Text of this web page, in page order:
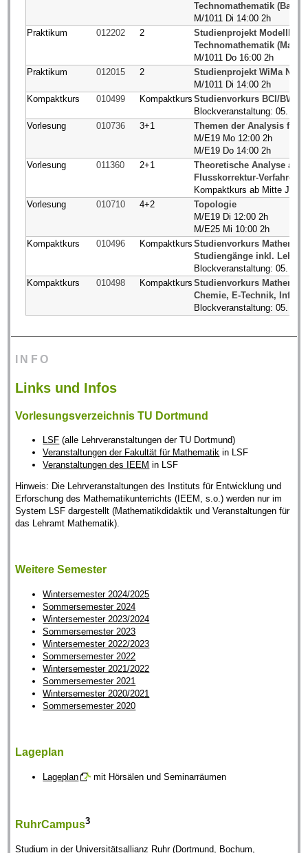
Technomathematik
M/1011 Di 14:00 2h
Praktikum
012202 2
Studienprojekt
Technomathematik
M/1011 Do 16:00 2h
Praktikum
012015 2
Studienprojekt WiMa
M/1011 Di 14:00 2h
Kompaktkurs
010499 Kompaktkurs Studienvorkurs BCI/BW/
Blockveranstaltung: 05. bis
Vorlesung
010736 3+1
Themen der Analysis für
M/E19 Mo 12:00 2h
M/E19 Do 14:00 2h
Vorlesung
011360 2+1
Theoretische Analyse
Flusskorrektur-Verfahren
Kompaktkurs ab Mitte
Vorlesung
010710 4+2
Topologie
M/E19 Di 12:00 2h
M/E25 Mi 10:00 2h
Kompaktkurs
010496 Kompaktkurs Studienvorkurs
Studiengänge inkl.
Blockveranstaltung: 05. bis
Kompaktkurs
010498 Kompaktkurs Studienvorkurs
Chemie, E-Technik,
Blockveranstaltung: 05. bis
INFO
Links und Infos
Vorlesungsverzeichnis TU Dortmund
LSF (alle Lehrveranstaltungen der TU Dortmund)
Veranstaltungen der Fakultät für Mathematik in LSF
Veranstaltungen des IEEM in LSF
Hinweis: Die Lehrveranstaltungen des Instituts für Entwicklung und
Erforschung des Mathematikunterrichts (IEEM, s.o.) werden nur im
System LSF dargestellt (Mathematikdidaktik und Veranstaltungen für
das Lehramt Mathematik).
Weitere Semester
Wintersemester 2024/2025
Sommersemester 2024
Wintersemester 2023/2024
Sommersemester 2023
Wintersemester 2022/2023
Sommersemester 2022
Wintersemester 2021/2022
Sommersemester 2021
Wintersemester 2020/2021
Sommersemester 2020
Lageplan
Lageplan mit Hörsälen und Seminarräumen
RuhrCampus3
Studium in der Universitätsallianz Ruhr (Dortmund, Bochum,